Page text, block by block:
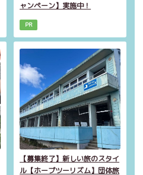
ャンペーン】実施中！
PR
【募集終了】新しい旅のスタイ
ル【ホープツーリズム】団体旅